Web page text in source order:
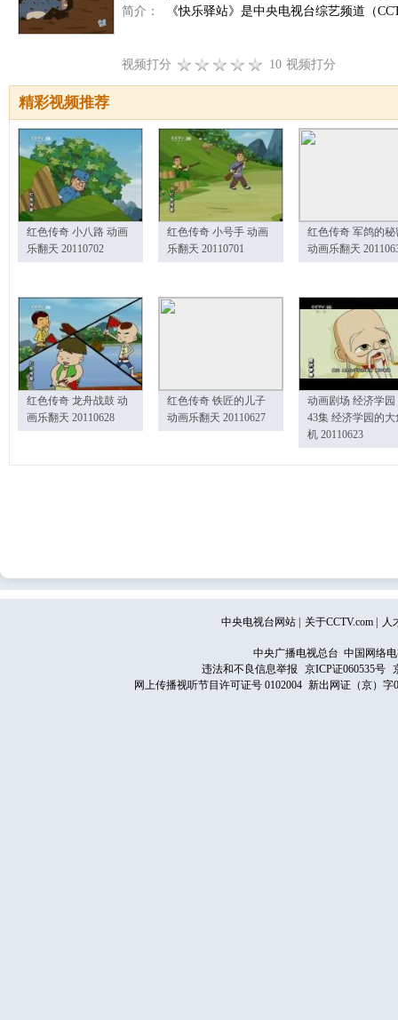
简介：
《快乐驿站》是中央电视台综艺频道（
视频打分 10 视频打分
精彩视频推荐
红色传奇 小八路 动画
乐翻天 20110702
红色传奇 小号手 动画
乐翻天 20110701
红色传奇 军鸽的秘
动画乐翻天
红色传奇 龙舟战鼓 动
画乐翻天 20110628
红色传奇 铁匠的儿子
动画乐翻天 20110627
动画剧场 经济学园
43集 经济学园的大
机 20110623
中央电视台网站 关于CCTV.com 人
中央广播电视总台 中国网络
违法和不良信息举报
京ICP证060535号
网上传播视听节目许可证号 0102004 新出网证（京）